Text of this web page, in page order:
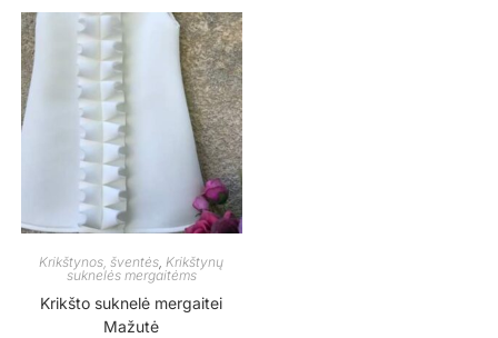
Krikštynos, šventės,Krikštynų
suknelės mergaitėms
Krikšto suknelė mergaitei
Mažutė